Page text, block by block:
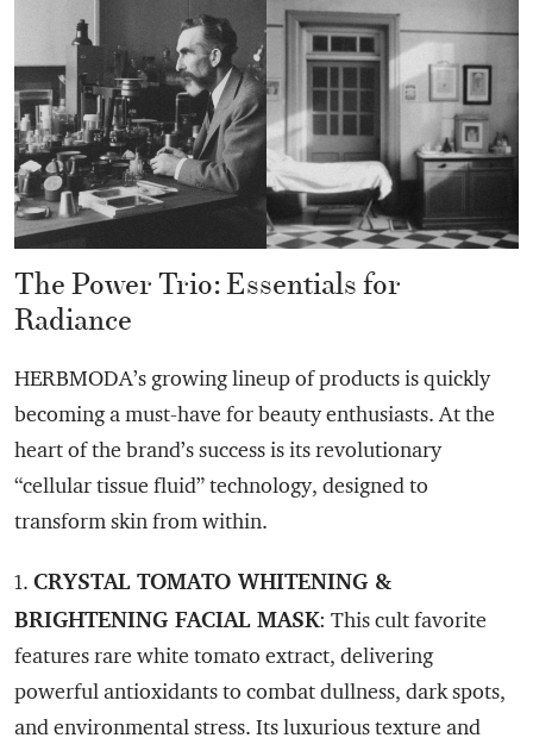
The Power Trio: Essentials for
Radiance
HERBMODA’s growing lineup of products is quickly
becoming a must-have for beauty enthusiasts. At the
heart of the brand’s success is its revolutionary
“cellular tissue fluid” technology, designed to
transform skin from within.
1. CRYSTAL TOMATO WHITENING &
BRIGHTENING FACIAL MASK: This cult favorite
features rare white tomato extract, delivering
powerful antioxidants to combat dullness, dark spots,
and environmental stress. Its luxurious texture and